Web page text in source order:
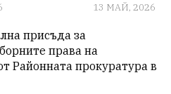
13 МАЙ, 2026
присъда за
права на
Районната прокуратура в